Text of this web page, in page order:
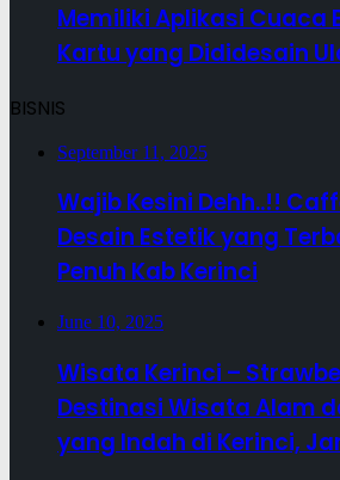
Memiliki Aplikasi Cuaca
Kartu yang Dididesain
BISNIS
September 11, 2025
Wajib Kesini Dehh..!!
Desain Estetik yang
Penuh Kab Kerinci
June 10, 2025
Wisata Kerinci –
Destinasi Wisata Alam
yang Indah di Kerinci,